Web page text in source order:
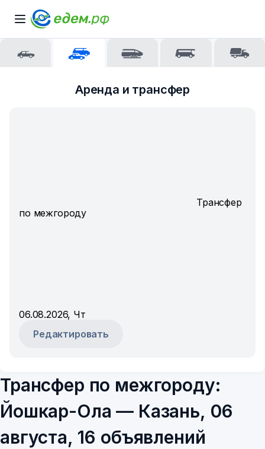
Аренда и трансфер
Трансфер
по межгороду
06.08.2026, Чт
Редактировать
Трансфер по межгороду:
Йошкар-Ола — Казань, 06
августа, 16 объявлений